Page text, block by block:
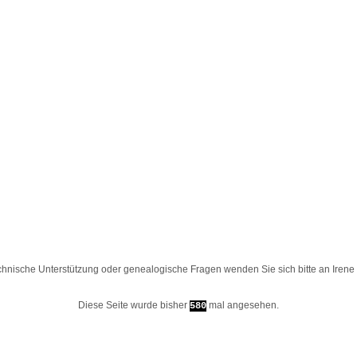
Unterstützung oder genealogische Fragen wenden Sie sich bitte an
Diese Seite wurde bisher 580 mal angesehen.